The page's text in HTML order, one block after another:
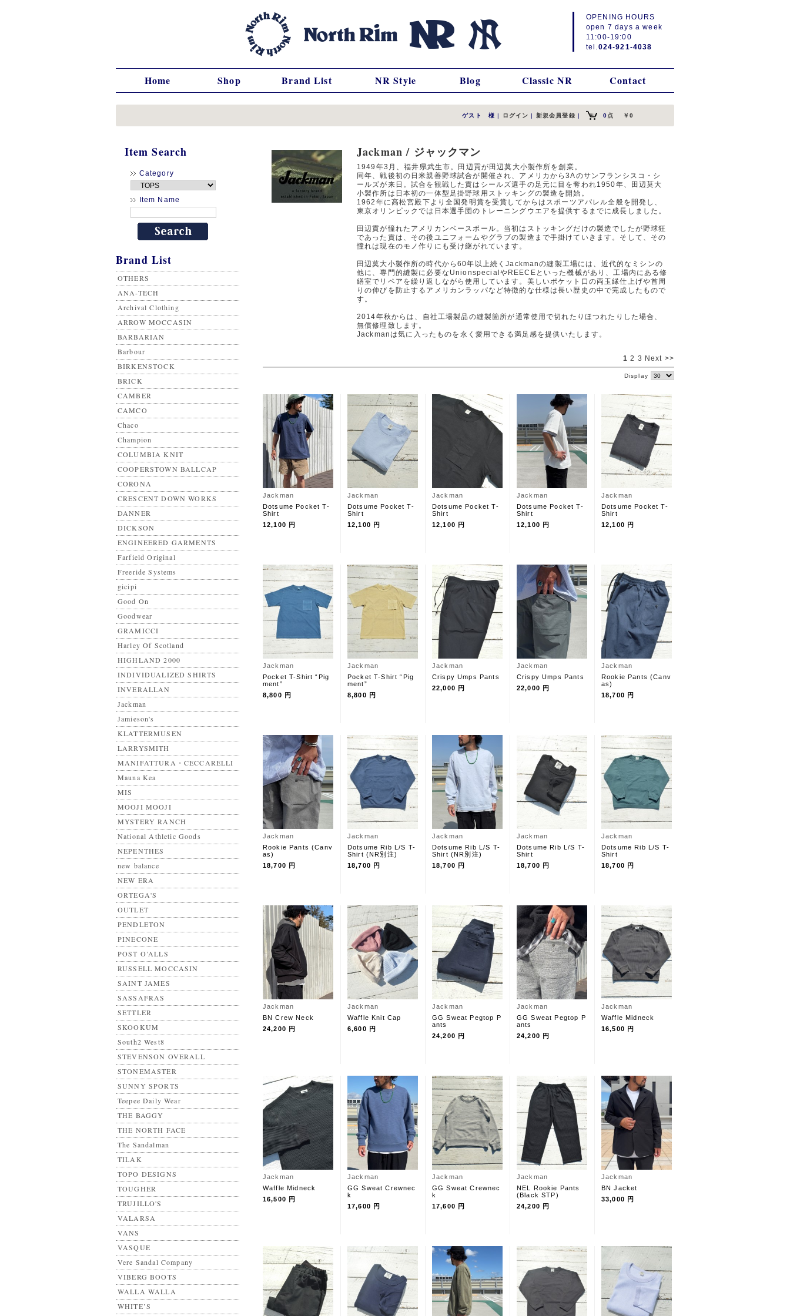
OPENING HOURS
open 7 days a week
11:00-19:00
tel. 024-921-4038
Home Shop Brand List NR Style Blog Classic NR Contact
ゲスト 様 | ログイン | 新規会員登録 | 0点 ￥0
Item Search
Category
Item Name
Brand List
OTHERS
ANA-TECH
Archival Clothing
ARROW MOCCASIN
BARBARIAN
Barbour
BIRKENSTOCK
BRICK
CAMBER
CAMCO
Chaco
Champion
COLUMBIA KNIT
COOPERSTOWN BALLCAP
CORONA
CRESCENT DOWN WORKS
DANNER
DICKSON
ENGINEERED GARMENTS
Farfield Original
Freeride Systems
gicipi
Good On
Goodwear
GRAMICCI
Harley Of Scotland
HIGHLAND 2000
INDIVIDUALIZED SHIRTS
INVERALLAN
Jackman
Jamieson's
KLATTERMUSEN
LARRYSMITH
MANIFATTURA・CECCARELLI
Mauna Kea
MIS
MOOJI MOOJI
MYSTERY RANCH
National Athletic Goods
NEPENTHES
new balance
NEW ERA
ORTEGA'S
OUTLET
PENDLETON
PINECONE
POST O’ALLS
RUSSELL MOCCASIN
SAINT JAMES
SASSAFRAS
SETTLER
SKOOKUM
South2 West8
STEVENSON OVERALL
STONEMASTER
SUNNY SPORTS
Teepee Daily Wear
THE BAGGY
THE NORTH FACE
The Sandalman
TILAK
TOPO DESIGNS
TOUGHER
TRUJILLO'S
VALARSA
VANS
VASQUE
Vere Sandal Company
VIBERG BOOTS
WALLA WALLA
WHITE’S
Jackman / ジャックマン
1949年3月、福井県武生市。田辺貢が田辺莫大小製作所を創業。
同年、戦後初の日米親善野球試合が開催され、アメリカから3Aのサンフランシスコ・シ
ールズが来日。試合を観戦した貢はシールズ選手の足元に目を奪われ1950年、田辺莫大
小製作所は日本初の一体型足掛野球用ストッキングの製造を開始。
1962年に高松宮殿下より全国発明賞を受賞してからはスポーツアパレル全般を開発し、
東京オリンピックでは日本選手団のトレーニングウエアを提供するまでに成長しました。
田辺貢が憧れたアメリカンベースボール。当初はストッキングだけの製造でしたが野球狂
であった貢は、その後ユニフォームやグラブの製造まで手掛けていきます。そして、その
憧れは現在のモノ作りにも受け継がれています。
田辺莫大小製作所の時代から60年以上続くJackmanの縫製工場には、近代的なミシンの
他に、専門的縫製に必要なUnionspecialやREECEといった機械があり、工場内にある修
繕室でリペアを繰り返しながら使用しています。美しいポケット口の両玉縁仕上げや首周
りの伸びを防止するアメリカンラッパなど特徴的な仕様は長い歴史の中で完成したもので
す。
2014年秋からは、自社工場製品の縫製箇所が通常使用で切れたりほつれたりした場合、
無償修理致します。
Jackmanは気に入ったものを永く愛用できる満足感を提供いたします。
1 2 3 Next >>
Display
Jackman
Dotsume Pocket T-
Shirt
12,100 円
Jackman
Dotsume Pocket T-
Shirt
12,100 円
Jackman
Dotsume Pocket T-
Shirt
12,100 円
Jackman
Dotsume Pocket T-
Shirt
12,100 円
Jackman
Dotsume Pocket T-
Shirt
12,100 円
Jackman
Pocket T-Shirt “Pig
ment”
8,800 円
Jackman
Pocket T-Shirt “Pig
ment”
8,800 円
Jackman
Crispy Umps Pants
22,000 円
Jackman
Crispy Umps Pants
22,000 円
Jackman
Rookie Pants (Canv
as)
18,700 円
Jackman
Rookie Pants (Canv
as)
18,700 円
Jackman
Dotsume Rib L/S T-
Shirt (NR別注)
18,700 円
Jackman
Dotsume Rib L/S T-
Shirt (NR別注)
18,700 円
Jackman
Dotsume Rib L/S T-
Shirt
18,700 円
Jackman
Dotsume Rib L/S T-
Shirt
18,700 円
Jackman
BN Crew Neck
24,200 円
Jackman
Waffle Knit Cap
6,600 円
Jackman
GG Sweat Pegtop P
ants
24,200 円
Jackman
GG Sweat Pegtop P
ants
24,200 円
Jackman
Waffle Midneck
16,500 円
Jackman
Waffle Midneck
16,500 円
Jackman
GG Sweat Crewnec
k
17,600 円
Jackman
GG Sweat Crewnec
k
17,600 円
Jackman
NEL Rookie Pants
(Black STP)
24,200 円
Jackman
BN Jacket
33,000 円